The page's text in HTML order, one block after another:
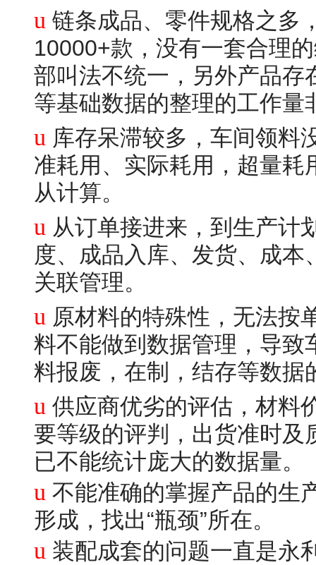
u 链条成品、零件规格之多
10000+款，没有一套
部叫法不统一，另外产品存
等基础数据的整理的工作量
u 库存呆滞较多，车间领料
准耗用、实际耗用，超量耗
从计算。
u 从订单接进来，到生产计
度、成品入库、发货、成
关联管理。
u 原材料的特殊性，无法按
料不能做到数据管理，
料报废，在制，结存等
u 供应商优劣的评估，材料
要等级的评判，出货准时及
已不能统计庞大的数据量。
u 不能准确的掌握产品的生
形成，找出“瓶颈”所在。
u 装配成套的问题一直是永